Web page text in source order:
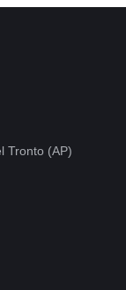
Tronto (AP)